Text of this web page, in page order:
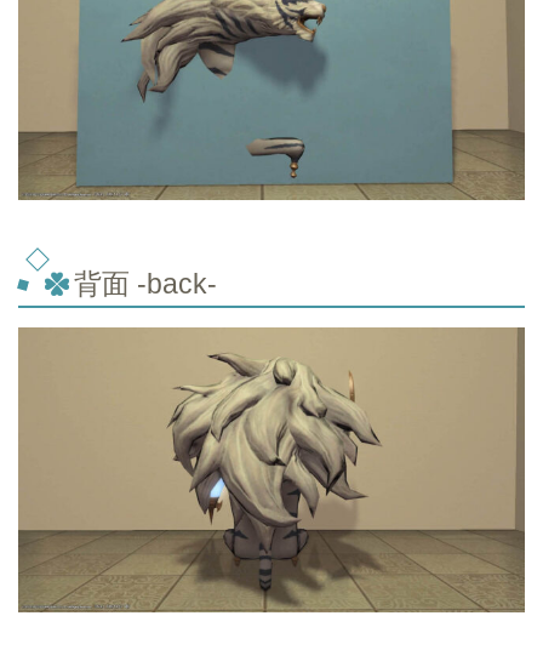
背面 -back-